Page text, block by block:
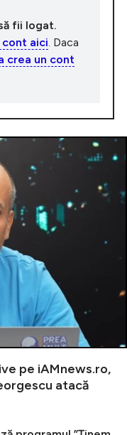
fii logat.
cont aici . Daca
crea un cont
pe iAMnews.ro,
atacă